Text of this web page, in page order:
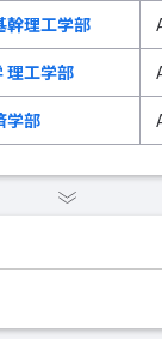
幹理工学部
理工学部
学部